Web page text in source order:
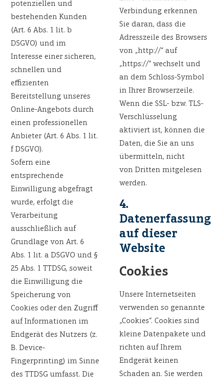
potenziellen und
bestehenden Kunden
(Art. 6 Abs. 1 lit. b
DSGVO) und im
Interesse einer sicheren,
schnellen und
effizienten
Bereitstellung unseres
Online-Angebots durch
einen professionellen
Anbieter (Art. 6 Abs. 1 lit.
f DSGVO).
Sofern eine
entsprechende
Einwilligung abgefragt
wurde, erfolgt die
Verarbeitung
ausschließlich auf
Grundlage von Art. 6
Abs. 1 lit. a DSGVO und §
25 Abs. 1 TTDSG, soweit
die Einwilligung die
Speicherung von
Cookies oder den Zugriff
auf Informationen im
Endgerät des Nutzers (z.
B. Device-
Fingerprinting) im Sinne
des TTDSG umfasst. Die
Verbindung erkennen
Sie daran, dass die
Adresszeile des Browsers
von „http://“ auf
„https://“ wechselt und
an dem Schloss-Symbol
in Ihrer Browserzeile.
Wenn die SSL- bzw. TLS-
Verschlüsselung
aktiviert ist, können die
Daten, die Sie an uns
übermitteln, nicht
von Dritten mitgelesen
werden.
4.
Datenerfassung
auf dieser
Website
Cookies
Unsere Internetseiten
verwenden so genannte
„Cookies“. Cookies sind
kleine Datenpakete und
richten auf Ihrem
Endgerät keinen
Schaden an. Sie werden